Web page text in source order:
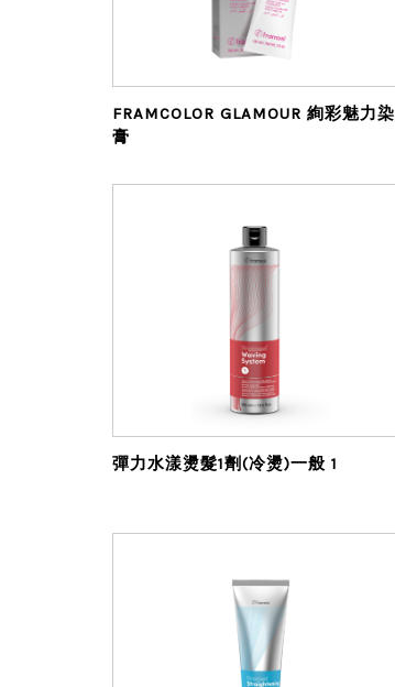
FRAMCOLOR GLAMOUR 絢彩魅力染
膏
彈力水漾燙髮1劑(冷燙)一般 1